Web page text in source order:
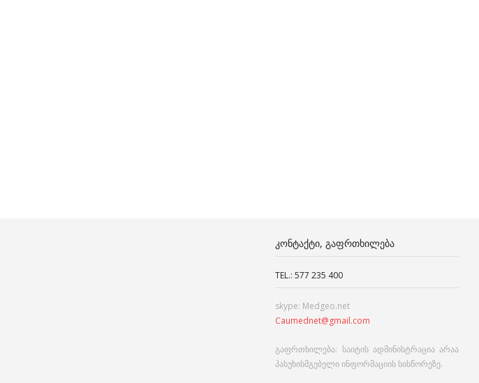
ᲙᲝᲜᲢᲐᲥᲢᲘ, ᲒᲐᲤᲠᲗᲮᲘᲚᲔᲑᲐ
TEL.: 577 235 400
skype: Medgeo.net
Caumednet@gmail.com
გაფრთხილება: საიტის ადმინისტრაცია არაა
პასუხისმგებელი ინფორმაციის სისწორეზე.